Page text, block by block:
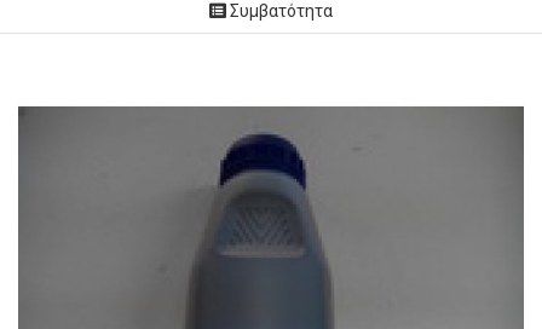
Συμβατότητα